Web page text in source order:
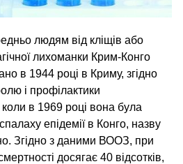
людям від кліщів або
лихоманки Крим-Конго
в 1944 році в Криму, згідно
і профілактики
в 1969 році вона була
епідемії в Конго, назву
Згідно з даними ВООЗ, при
досягає 40 відсотків,